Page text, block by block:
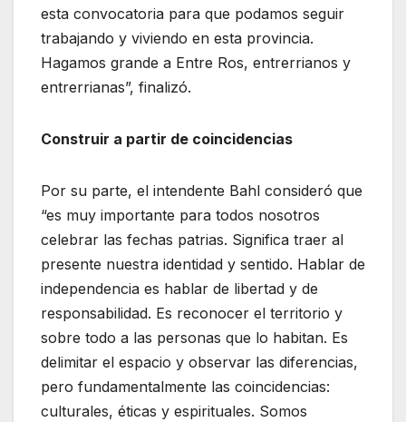
esta convocatoria para que podamos seguir
trabajando y viviendo en esta provincia.
Hagamos grande a Entre Ros, entrerrianos y
entrerrianas”, finalizó.
Construir a partir de coincidencias
Por su parte, el intendente Bahl consideró que
“es muy importante para todos nosotros
celebrar las fechas patrias. Significa traer al
presente nuestra identidad y sentido. Hablar de
independencia es hablar de libertad y de
responsabilidad. Es reconocer el territorio y
sobre todo a las personas que lo habitan. Es
delimitar el espacio y observar las diferencias,
pero fundamentalmente las coincidencias:
culturales, éticas y espirituales. Somos